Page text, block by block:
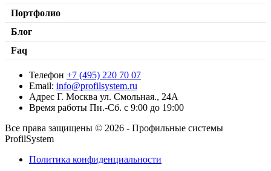
Стойка усиленная
532,00₽/м2 В корзину
Портфолио
Блог
Faq
Телефон +7 (495) 220 70 07
Email: info@profilsystem.ru
Адрес Г. Москва ул. Смольная., 24А
Время работы Пн.-Сб. с 9:00 до 19:00
Все права защищены © 2026 - Профильные системы
ProfilSystem
Политика конфиденциальности